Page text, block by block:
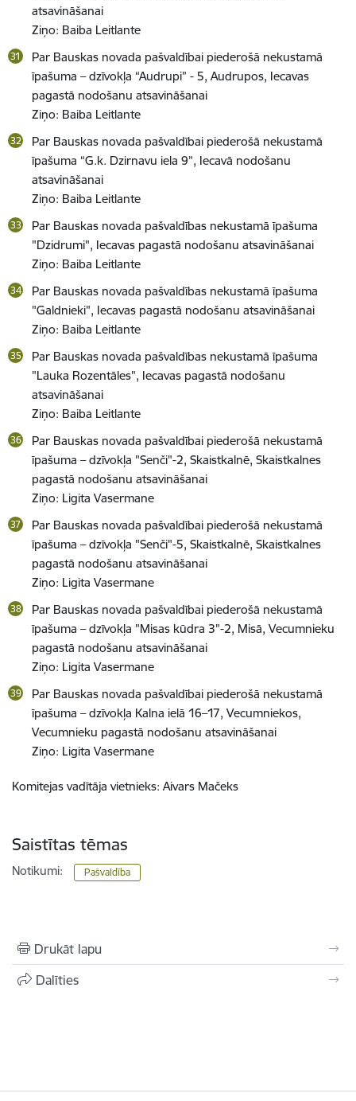
atsavināšanai
Ziņo: Baiba Leitlante
Par Bauskas novada pašvaldībai piederošā nekustamā
īpašuma – dzīvokļa “Audrupi” - 5, Audrupos, Iecavas
pagastā nodošanu atsavināšanai
Ziņo: Baiba Leitlante
Par Bauskas novada pašvaldībai piederošā nekustamā
īpašuma “G.k. Dzirnavu iela 9”, Iecavā nodošanu
atsavināšanai
Ziņo: Baiba Leitlante
Par Bauskas novada pašvaldības nekustamā īpašuma
"Dzidrumi", Iecavas pagastā nodošanu atsavināšanai
Ziņo: Baiba Leitlante
Par Bauskas novada pašvaldības nekustamā īpašuma
"Galdnieki", Iecavas pagastā nodošanu atsavināšanai
Ziņo: Baiba Leitlante
Par Bauskas novada pašvaldības nekustamā īpašuma
"Lauka Rozentāles", Iecavas pagastā nodošanu
atsavināšanai
Ziņo: Baiba Leitlante
Par Bauskas novada pašvaldībai piederošā nekustamā
īpašuma – dzīvokļa "Senči"-2, Skaistkalnē, Skaistkalnes
pagastā nodošanu atsavināšanai
Ziņo: Ligita Vasermane
Par Bauskas novada pašvaldībai piederošā nekustamā
īpašuma – dzīvokļa "Senči"-5, Skaistkalnē, Skaistkalnes
pagastā nodošanu atsavināšanai
Ziņo: Ligita Vasermane
Par Bauskas novada pašvaldībai piederošā nekustamā
īpašuma – dzīvokļa "Misas kūdra 3"-2, Misā, Vecumnieku
pagastā nodošanu atsavināšanai
Ziņo: Ligita Vasermane
Par Bauskas novada pašvaldībai piederošā nekustamā
īpašuma – dzīvokļa Kalna ielā 16–17, Vecumniekos,
Vecumnieku pagastā nodošanu atsavināšanai
Ziņo: Ligita Vasermane
Komitejas vadītāja vietnieks: Aivars Mačeks
Saistītas tēmas
Notikumi: Pašvaldība
Drukāt lapu
Dalīties